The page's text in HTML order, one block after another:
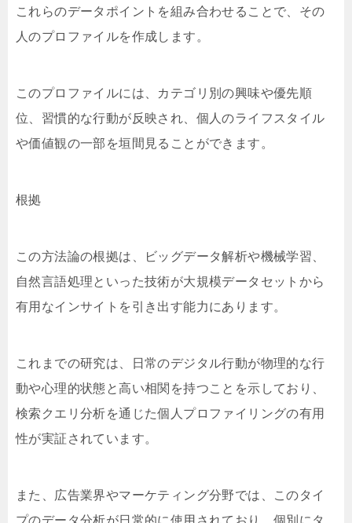
これらのデータポイントを組み合わせることで、その
人のプロファイルを作成します。
このプロファイルには、カテゴリ別の興味や優先順
位、習慣的な行動が反映され、個人のライフスタイル
や価値観の一部を垣間見ることができます。
根拠
この方法論の根拠は、ビッグデータ解析や機械学習、
自然言語処理といった技術が大規模データセットから
有用なインサイトを引き出す能力にあります。
これまでの研究は、日常のデジタル行動が物理的な行
動や心理的状態と高い相関を持つことを示しており、
検索クエリ分析を通じた個人プロファイリングの有用
性が実証されています。
また、広告業界やマーケティング分野では、このタイ
プのデータ分析が日常的に使用されており、個別にタ